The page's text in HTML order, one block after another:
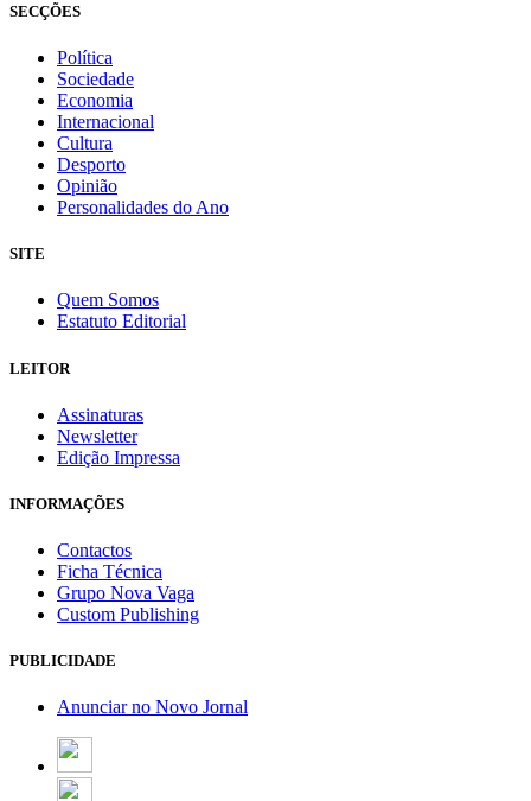
SECÇÕES
Política
Sociedade
Economia
Internacional
Cultura
Desporto
Opinião
Personalidades do Ano
SITE
Quem Somos
Estatuto Editorial
LEITOR
Assinaturas
Newsletter
Edição Impressa
INFORMAÇÕES
Contactos
Ficha Técnica
Grupo Nova Vaga
Custom Publishing
PUBLICIDADE
Anunciar no Novo Jornal